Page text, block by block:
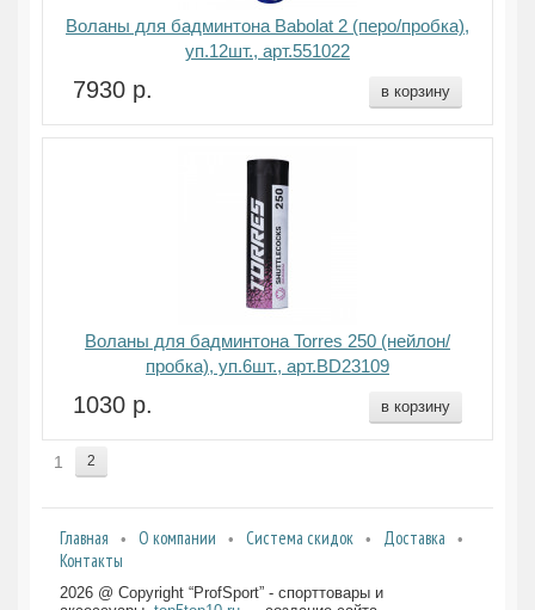
Воланы для бадминтона Babolat 2 (перо/пробка),
уп.12шт., арт.551022
7930 р. в корзину
Воланы для бадминтона Torres 250 (нейлон/
пробка), уп.6шт., арт.BD23109
1030 р. в корзину
1 2
Главная О компании Система скидок
Доставка
Контакты
2026 @ Copyright “ProfSport” - спорттовары и